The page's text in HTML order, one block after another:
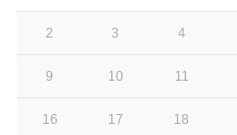
2 3 4
9 10 11
16 17 18